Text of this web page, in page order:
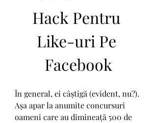
Hack Pentru
Like-uri Pe
Facebook
În general, ei câștigă (evident, nu?).
Așa apar la anumite concursuri
oameni care au dimineață 500 de